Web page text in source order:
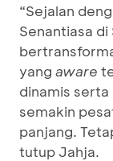
“Sejalan
Senantiasa di
yang aware
dinamis
semakin
panjang.
tutup Jahja.